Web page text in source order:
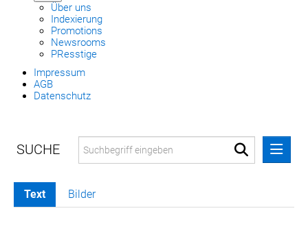
Über uns
Indexierung
Promotions
Newsrooms
PResstige
Impressum
AGB
Datenschutz
MELDUNGEN
Text Bilder